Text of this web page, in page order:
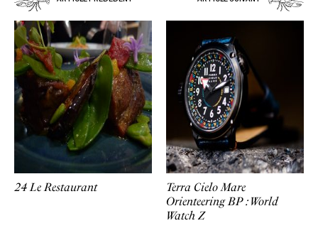
24 Le Restaurant
Terra Cielo Mare
Orienteering BP : World
Watch Z